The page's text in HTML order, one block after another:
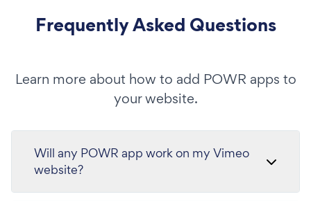
Frequently Asked Questions
Learn more about how to add POWR apps to
your website.
Will any POWR app work on my Vimeo
website?